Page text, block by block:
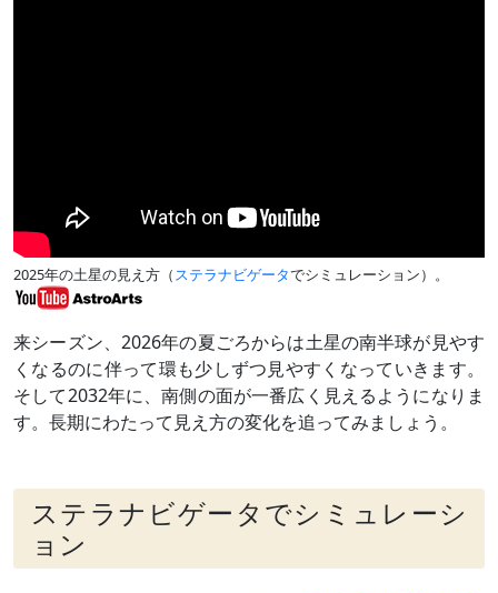
2025年の土星の見え方（ステラナビゲータでシミュレーション）。
来シーズン、2026年の夏ごろからは土星の南半球が見やす
くなるのに伴って環も少しずつ見やすくなっていきます。
そして2032年に、南側の面が一番広く見えるようになりま
す。長期にわたって見え方の変化を追ってみましょう。
ステラナビゲータでシミュレーシ
ョン